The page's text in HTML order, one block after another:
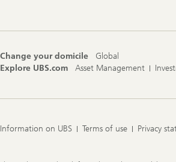
Change your domicile
Global
Explore UBS.com
Asset Management
Information on UBS Terms of use Privacy